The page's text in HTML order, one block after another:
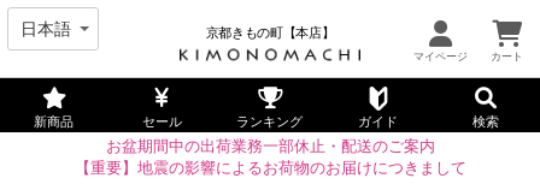
京都きもの町【本店】
新商品 セール ランキング ガイド 検索
お盆期間中の出荷業務一部休止・配送のご案内
【重要】地震の影響によるお荷物のお届けにつきまして